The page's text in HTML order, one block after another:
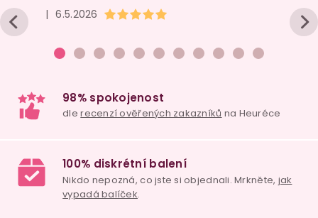
kostka se
sexuálními
polohami
Skvělá cena
na bradavky a
klitoris sada 2 ks
Bestseller
Fantasy
Hodnocení obchodu je 5 z 5 hvězdiček.
| 6.5.2026